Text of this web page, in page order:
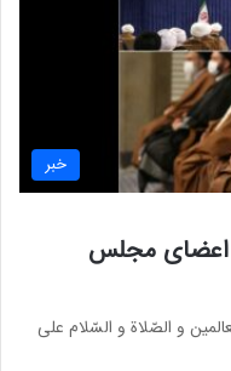
خبر
اعضای مجلس
ربّ العالمین و الصّلاة و السّلام علی